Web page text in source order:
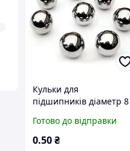
Кульки для
підшипників діаметр 8
покриттям (1 шт)
Готово до відправки
0.50₴